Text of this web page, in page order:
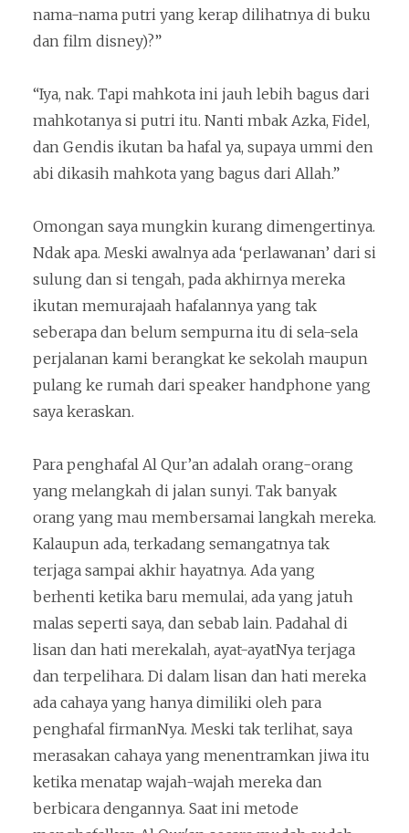
nama-nama putri yang kerap dilihatnya di buku
dan film disney)?”
“Iya, nak. Tapi mahkota ini jauh lebih bagus dari
mahkotanya si putri itu. Nanti mbak Azka, Fidel,
dan Gendis ikutan ba hafal ya, supaya ummi den
abi dikasih mahkota yang bagus dari Allah.”
Omongan saya mungkin kurang dimengertinya.
Ndak apa. Meski awalnya ada ‘perlawanan’ dari si
sulung dan si tengah, pada akhirnya mereka
ikutan memurajaah hafalannya yang tak
seberapa dan belum sempurna itu di sela-sela
perjalanan kami berangkat ke sekolah maupun
pulang ke rumah dari speaker handphone yang
saya keraskan.
Para penghafal Al Qur’an adalah orang-orang
yang melangkah di jalan sunyi. Tak banyak
orang yang mau membersamai langkah mereka.
Kalaupun ada, terkadang semangatnya tak
terjaga sampai akhir hayatnya. Ada yang
berhenti ketika baru memulai, ada yang jatuh
malas seperti saya, dan sebab lain. Padahal di
lisan dan hati merekalah, ayat-ayatNya terjaga
dan terpelihara. Di dalam lisan dan hati mereka
ada cahaya yang hanya dimiliki oleh para
penghafal firmanNya. Meski tak terlihat, saya
merasakan cahaya yang menentramkan jiwa itu
ketika menatap wajah-wajah mereka dan
berbicara dengannya. Saat ini metode